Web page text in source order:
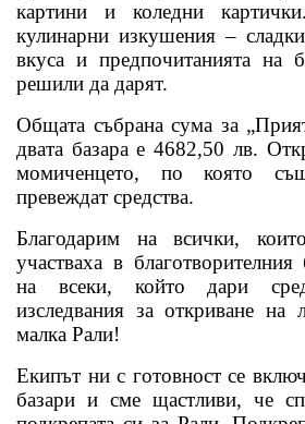
картини и коледни
кулинарни изкушения –
вкуса и предпочитанията на
решили да дарят.
Общата събрана сума за
двата базара е 4682,50 лв.
момиченцето, по която
превеждат средства.
Благодарим на всички,
участваха в
на всеки, който дари
изследвания за откриване на
малка Рали!
Екипът ни с готовност се
базари и сме щастливи, че